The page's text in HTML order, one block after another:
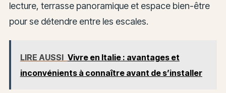
lecture, terrasse panoramique et espace bien-être
pour se détendre entre les escales.
LIRE AUSSI Vivre en Italie : avantages et
inconvénients à connaître avant de s’installer